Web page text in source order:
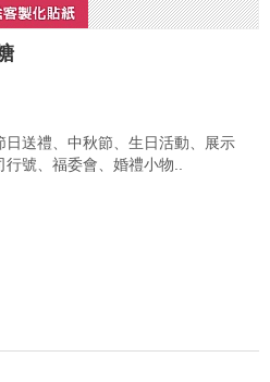
送禮、中秋節、生日活動、展示
號、福委會、婚禮小物..